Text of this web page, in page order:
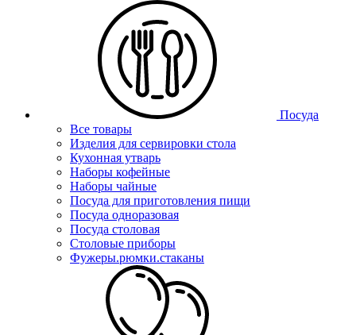
Посуда
Все товары
Изделия для сервировки стола
Кухонная утварь
Наборы кофейные
Наборы чайные
Посуда для приготовления пищи
Посуда одноразовая
Посуда столовая
Столовые приборы
Фужеры.рюмки.стаканы